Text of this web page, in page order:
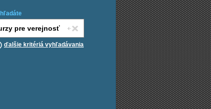
ďalšie kritériá vyhľadávania